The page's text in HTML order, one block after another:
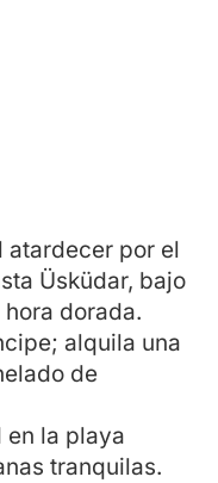
atardecer por el
Üsküdar, bajo
dorada.
alquila una
de
la playa
tranquilas.